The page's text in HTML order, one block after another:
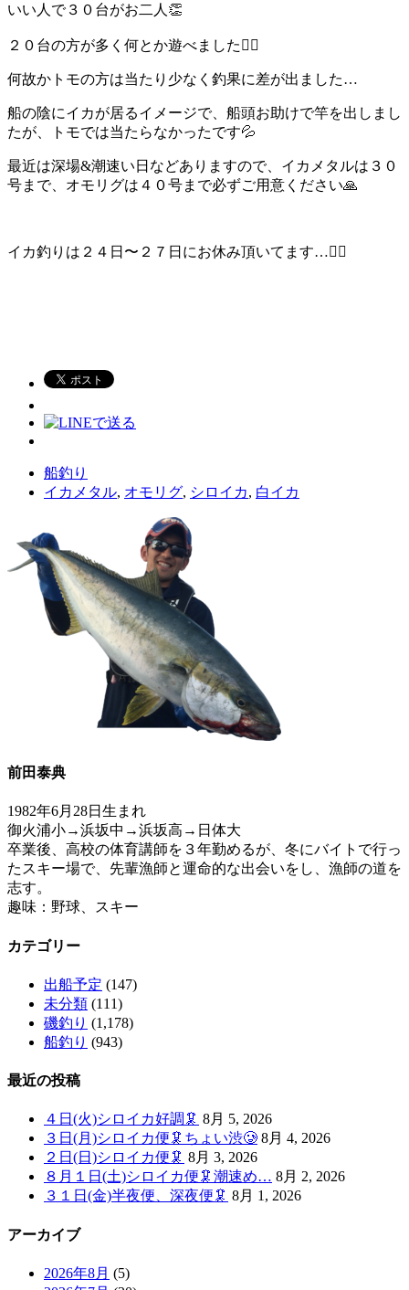
いい人で３０台がお二人👏
２０台の方が多く何とか遊べました🙆‍♂️
何故かトモの方は当たり少なく釣果に差が出ました…
船の陰にイカが居るイメージで、船頭お助けで竿を出しまし
たが、トモでは当たらなかったです💦
最近は深場&潮速い日などありますので、イカメタルは３０
号まで、オモリグは４０号まで必ずご用意ください🙏
イカ釣りは２４日〜２７日にお休み頂いてます…🙇‍♂️
船釣り
イカメタル, オモリグ, シロイカ, 白イカ
前田泰典
1982年6月28日生まれ
御火浦小→浜坂中→浜坂高→日体大
卒業後、高校の体育講師を３年勤めるが、冬にバイトで行っ
たスキー場で、先輩漁師と運命的な出会いをし、漁師の道を
志す。
趣味：野球、スキー
カテゴリー
出船予定 (147)
未分類 (111)
磯釣り (1,178)
船釣り (943)
最近の投稿
４日(火)シロイカ好調🦑 8月 5, 2026
３日(月)シロイカ便🦑ちょい渋🥲 8月 4, 2026
２日(日)シロイカ便🦑 8月 3, 2026
８月１日(土)シロイカ便🦑潮速め… 8月 2, 2026
３１日(金)半夜便、深夜便🦑 8月 1, 2026
アーカイブ
2026年8月 (5)